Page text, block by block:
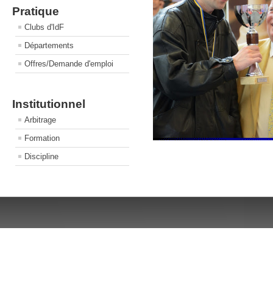
Pratique
Clubs d'IdF
Départements
Offres/Demande d'emploi
Institutionnel
Arbitrage
Formation
Discipline